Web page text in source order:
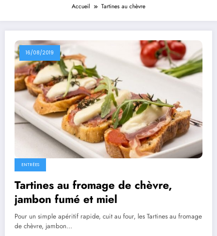
Accueil Tartines au chèvre
16/08/2019
ENTRÉES
Tartines au fromage de chèvre,
jambon fumé et miel
Pour un simple apéritif rapide, cuit au four, les Tartines au fromage
de chèvre, jambon…